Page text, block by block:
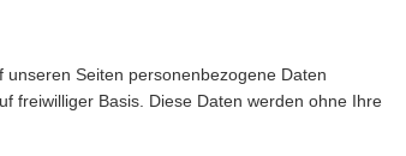
Seiten personenbezogene Daten
freiwilliger Basis. Diese Daten werden ohne Ihre